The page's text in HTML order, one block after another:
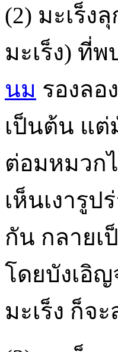
(2) มะเร็ง
มะเร็ง) ที่
นม รองลอ
เป็นต้น แต่
ต่อมหมวก
เห็นเงารู
กัน กลายเ
โดยบังเอิ
มะเร็ง ก็จ